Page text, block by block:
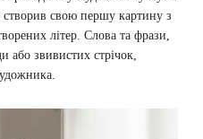
свою першу картину з
літер. Слова та фрази,
або звивистих стрічок,